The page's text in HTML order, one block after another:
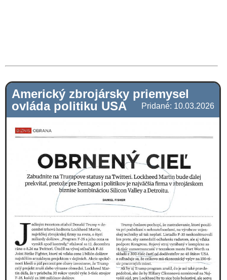
Americký zbrojársky priemysel
ovláda politiku USA
Pridané: 10.03.2026